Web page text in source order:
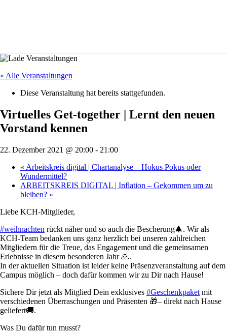
« Alle Veranstaltungen
Diese Veranstaltung hat bereits stattgefunden.
Virtuelles Get-together | Lernt den neuen
Vorstand kennen
22. Dezember 2021 @ 20:00 - 21:00
« Arbeitskreis digital | Chartanalyse – Hokus Pokus oder
Wundermittel?
ARBEITSKREIS DIGITAL | Inflation – Gekommen um zu
bleiben? »
Liebe KCH-Mitglieder,
#weihnachten rückt näher und so auch die Bescherung🎄. Wir als
KCH-Team bedanken uns ganz herzlich bei unseren zahlreichen
Mitgliedern für die Treue, das Engagement und die gemeinsamen
Erlebnisse in diesem besonderen Jahr 🙏.
In der aktuellen Situation ist leider keine Präsenzveranstaltung auf dem
Campus möglich – doch dafür kommen wir zu Dir nach Hause!
Sichere Dir jetzt als Mitglied Dein exklusives #Geschenkpaket mit
verschiedenen Überraschungen und Präsenten 🎁– direkt nach Hause
geliefert🚚.
Was Du dafür tun musst?